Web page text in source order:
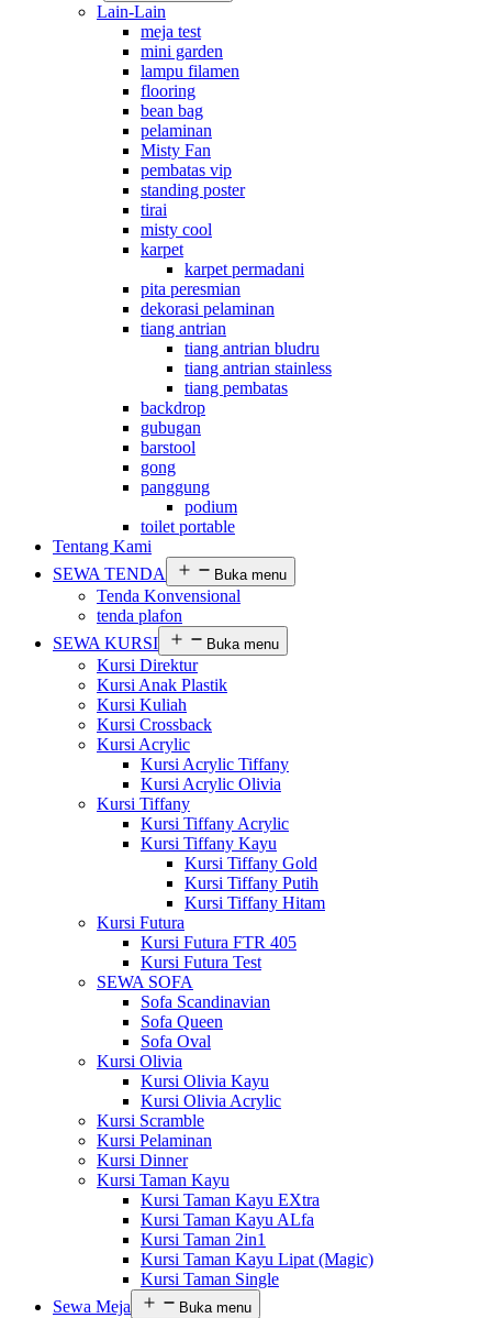
Lain-Lain
meja test
mini garden
lampu filamen
flooring
bean bag
pelaminan
Misty Fan
pembatas vip
standing poster
tirai
misty cool
karpet
karpet permadani
pita peresmian
dekorasi pelaminan
tiang antrian
tiang antrian bludru
tiang antrian stainless
tiang pembatas
backdrop
gubugan
barstool
gong
panggung
podium
toilet portable
Tentang Kami
SEWA TENDA
Buka menu
Tenda Konvensional
tenda plafon
SEWA KURSI
Buka menu
Kursi Direktur
Kursi Anak Plastik
Kursi Kuliah
Kursi Crossback
Kursi Acrylic
Kursi Acrylic Tiffany
Kursi Acrylic Olivia
Kursi Tiffany
Kursi Tiffany Acrylic
Kursi Tiffany Kayu
Kursi Tiffany Gold
Kursi Tiffany Putih
Kursi Tiffany Hitam
Kursi Futura
Kursi Futura FTR 405
Kursi Futura Test
SEWA SOFA
Sofa Scandinavian
Sofa Queen
Sofa Oval
Kursi Olivia
Kursi Olivia Kayu
Kursi Olivia Acrylic
Kursi Scramble
Kursi Pelaminan
Kursi Dinner
Kursi Taman Kayu
Kursi Taman Kayu EXtra
Kursi Taman Kayu ALfa
Kursi Taman 2in1
Kursi Taman Kayu Lipat (Magic)
Kursi Taman Single
Sewa Meja
Buka menu